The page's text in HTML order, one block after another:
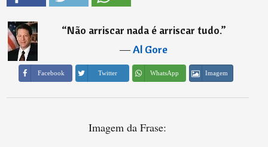
“Não arriscar nada é arriscar tudo.”
―Al Gore
Facebook Twitter WhatsApp Imagem
Imagem da Frase: